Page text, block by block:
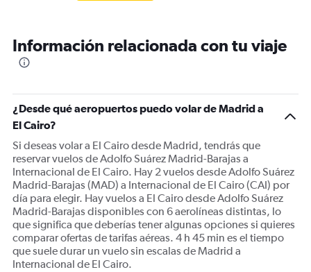
Información relacionada con tu viaje
¿Desde qué aeropuertos puedo volar de Madrid a
El Cairo?
Si deseas volar a El Cairo desde Madrid, tendrás que
reservar vuelos de Adolfo Suárez Madrid-Barajas a
Internacional de El Cairo. Hay 2 vuelos desde Adolfo Suárez
Madrid-Barajas (MAD) a Internacional de El Cairo (CAI) por
día para elegir. Hay vuelos a El Cairo desde Adolfo Suárez
Madrid-Barajas disponibles con 6 aerolíneas distintas, lo
que significa que deberías tener algunas opciones si quieres
comparar ofertas de tarifas aéreas. 4 h 45 min es el tiempo
que suele durar un vuelo sin escalas de Madrid a
Internacional de El Cairo.